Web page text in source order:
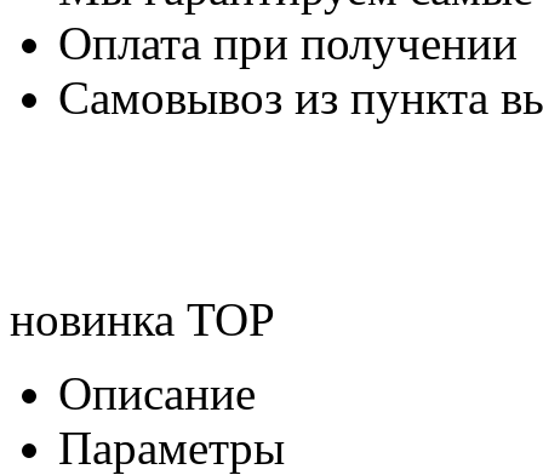
Оплата при получении
Самовывоз из пункта
новинка TOP
Описание
Параметры